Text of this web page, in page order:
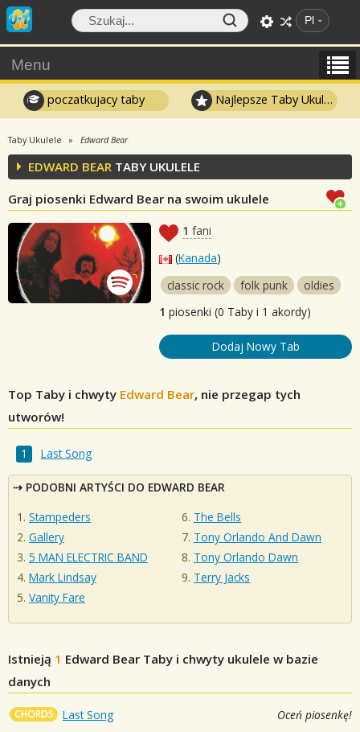
Pl
Menu
poczatkujacy taby Najlepsze Taby Ukulele
Taby Ukulele Edward Bear
EDWARD BEAR TABY UKULELE
Graj piosenki Edward Bear na swoim ukulele
1 fani
(Kanada)
classic rock
folk punk
oldies
1 piosenki (0 Taby i 1 akordy)
Dodaj Nowy Tab
Top Taby i chwyty Edward Bear, nie przegap tych
utworów!
Last Song
PODOBNI ARTYŚCI DO EDWARD BEAR
Stampeders
Gallery
5 MAN ELECTRIC BAND
Mark Lindsay
Vanity Fare
The Bells
Tony Orlando And Dawn
Tony Orlando Dawn
Terry Jacks
Istnieją 1 Edward Bear Taby i chwyty ukulele w bazie
danych
CHORDS Last Song Oceń piosenkę!